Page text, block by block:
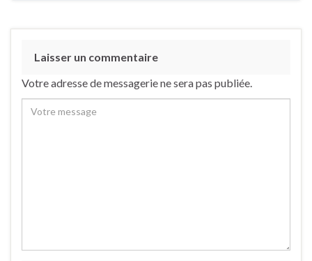
Laisser un commentaire
Votre adresse de messagerie ne sera pas publiée.